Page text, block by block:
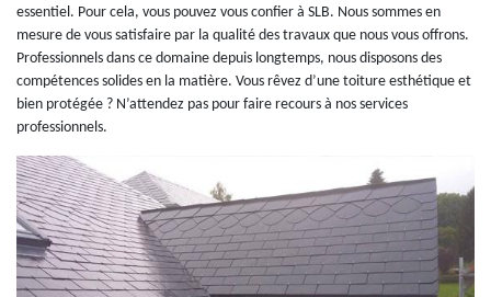
essentiel. Pour cela, vous pouvez vous confier à SLB. Nous sommes en
mesure de vous satisfaire par la qualité des travaux que nous vous offrons.
Professionnels dans ce domaine depuis longtemps, nous disposons des
compétences solides en la matière. Vous rêvez d’une toiture esthétique et
bien protégée ? N’attendez pas pour faire recours à nos services
professionnels.